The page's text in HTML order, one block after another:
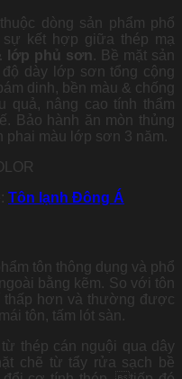
dòng sản phẩm phổ
kết hợp giữa thép mạ
lớp phủ sơn . Bề mặt sản
dày lớp sơn tổng cộng
dinh, bền màu & chống
quả, nâng cao tính thẩm
Bảo hành ăn mòn thủng
phai màu lớp sơn 3 năm.
Tôn lạnh Đông Á
tôn thông dụng và phổ
bằng kẽm. So với tôn
thấp hơn và thường được
tôn, tấm lót sàn.
thép cán nguội qua dây
chẽ từ tẩy rửa sạch bề